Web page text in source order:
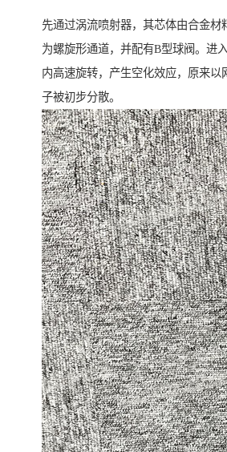
先通过涡流喷射器，其芯体由合金材
为螺旋形通道，并配有B型球阀。进
内高速旋转，产生空化效应，原来以
子被初步分散。